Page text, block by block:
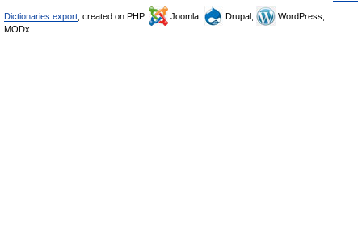
Dictionaries export , created on PHP, Joomla, Drupal,
WordPress,
MODx.